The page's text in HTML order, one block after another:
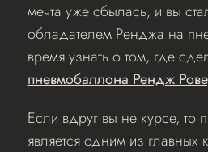
мечта уже сбылась, и вы
обладателем Ренджа на
время узнать о том, где
пневмобаллона Рендж
Если вдруг вы не курсе, то
является одним из главных